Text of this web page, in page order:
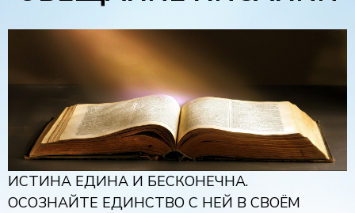
ИСТИНА ЕДИНА И БЕСКОНЕЧНА.
ОСОЗНАЙТЕ ЕДИНСТВО С НЕЙ В СВОЁМ